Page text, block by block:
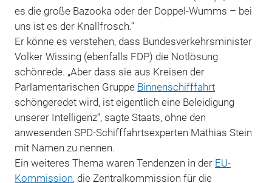
es die große Bazooka oder der Doppel-Wumms – bei
uns ist es der Knallfrosch.“
Er könne es verstehen, dass Bundesverkehrsminister
Volker Wissing (ebenfalls FDP) die Notlösung
schönrede. „Aber dass sie aus Kreisen der
Parlamentarischen Gruppe Binnenschifffahrt
schöngeredet wird, ist eigentlich eine Beleidigung
unserer Intelligenz“, sagte Staats, ohne den
anwesenden SPD-Schifffahrtsexperten Mathias Stein
mit Namen zu nennen.
Ein weiteres Thema waren Tendenzen in der EU-
Kommission, die Zentralkommission für die